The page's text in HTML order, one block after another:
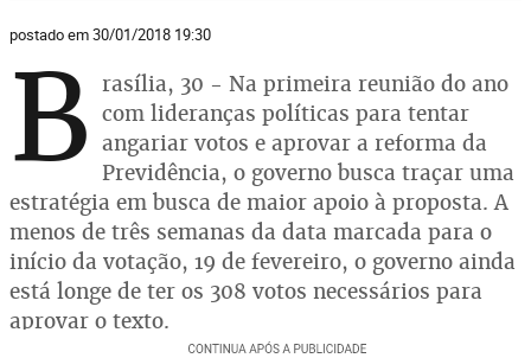
postado em 30/01/2018 19:30
B rasília, 30 - Na primeira reunião do ano
com lideranças políticas para tentar
angariar votos e aprovar a reforma da
Previdência, o governo busca traçar uma
estratégia em busca de maior apoio à proposta. A
menos de três semanas da data marcada para o
início da votação, 19 de fevereiro, o governo ainda
está longe de ter os 308 votos necessários para
aprovar o texto.